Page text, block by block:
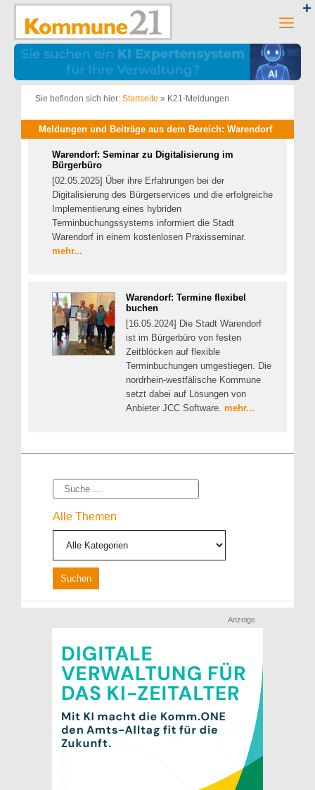
Zum
springen
Sie befinden sich hier: Startseite » K21-Meldungen
Meldungen und Beiträge aus dem Bereich: Warendorf
Warendorf: Seminar zu Digitalisierung im
Bürgerbüro
[02.05.2025] Über ihre Erfahrungen bei der
Digitalisierung des Bürgerservices und die erfolgreiche
Implementierung eines hybriden
Terminbuchungssystems informiert die Stadt
Warendorf in einem kostenlosen Praxisseminar.
mehr...
Warendorf: Termine flexibel
buchen
[16.05.2024] Die Stadt Warendorf
ist im Bürgerbüro von festen
Zeitblöcken auf flexible
Terminbuchungen umgestiegen. Die
nordrhein-westfälische Kommune
setzt dabei auf Lösungen von
Anbieter JCC Software. mehr...
Suche
Alle Themen
Anzeige